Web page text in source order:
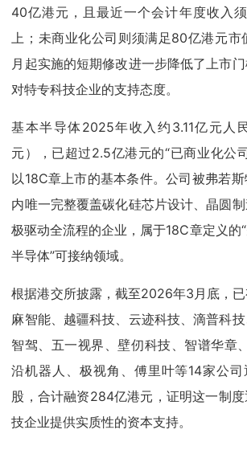
40亿港元，且最近一个会计年度收入
上；未商业化公司则须满足80亿港元
月起实施的短期修改进一步降低了上市
对特专科技企业的支持态度。
基本半导体2025年收入约3.11亿元人
元），已超过2.5亿港元的“已商业化公
以18C章上市的基本条件。公司被弗若
内唯一完整覆盖碳化硅芯片设计、晶圆
极驱动全流程的企业，属于18C章定义
半导体”可接纳领域。
根据港交所披露，截至2026年3月底，
麻智能、越疆科技、云迹科技、滴普科
智驾、五一视界、壁仞科技、智谱华章
沿机器人、极视角、傅里叶等14家公
股，合计融资284亿港元，证明这一制
技企业提供实质性的资本支持。